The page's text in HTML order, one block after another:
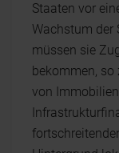
Staaten vor
Wachstum der
müssen sie
bekommen, so
von